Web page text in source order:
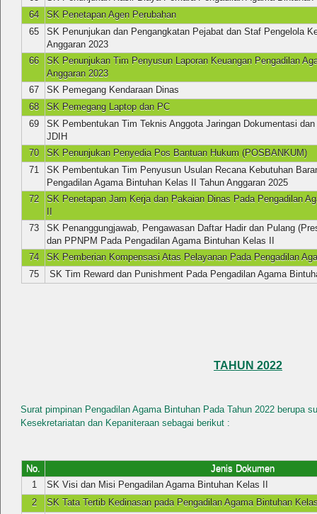
64
SK Penetapan Agen Perubahan
65
SK Penunjukan dan Pengangkatan Pejabat dan Staf Pengelola
Anggaran 2023
66
SK Penunjukan Tim Penyusun Laporan Keuangan Pengadilan
Anggaran 2023
67
SK Pemegang Kendaraan Dinas
68
SK Pemegang Laptop dan PC
69
SK Pembentukan Tim Teknis Anggota Jaringan Dokumentasi
JDIH
70
SK Penunjukan Penyedia Pos Bantuan Hukum (POSBANKUM)
71
SK Pembentukan Tim Penyusun Usulan Recana Kebutuhan
Pengadilan Agama Bintuhan Kelas II Tahun Anggaran 2025
72
SK Penetapan Jam Kerja dan Pakaian Dinas Pada Pengadilan
II
73
SK Penanggungjawab, Pengawasan Daftar Hadir dan Pulang
dan PPNPM Pada Pengadilan Agama Bintuhan Kelas II
74
SK Pemberian Kompensasi Atas Pelayanan Pada Pengadilan
75
SK Tim Reward dan Punishment Pada Pengadilan Agama
TAHUN 2022
Surat pimpinan Pengadilan Agama Bintuhan Pada Tahun 2022 berupa
Kesekretariatan dan Kepaniteraan sebagai berikut :
No.
Jenis Dokumen
1
SK Visi dan Misi Pengadilan Agama Bintuhan Kelas II
2
SK Tata Tertib Kedinasan pada Pengadilan Agama Bintuhan